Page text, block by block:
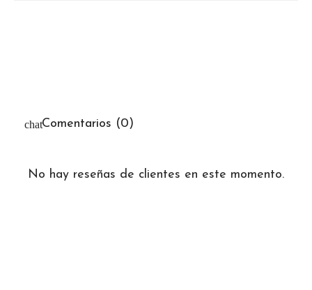
Comentarios (0)
No hay reseñas de clientes en este momento.